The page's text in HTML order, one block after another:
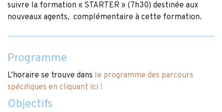
suivre la formation « STARTER » (7h30) destinée aux
nouveaux agents, complémentaire à cette formation.
Programme
L’horaire se trouve dans le programme des parcours
spécifiques en cliquant ici !
Objectifs